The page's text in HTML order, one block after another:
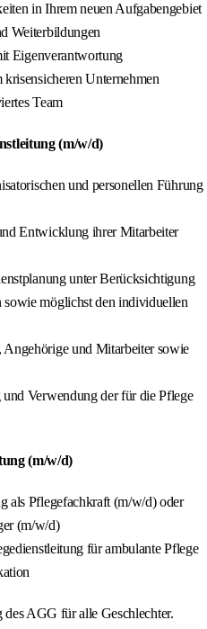
in Ihrem neuen Aufgabengebiet
Weiterbildungen
Eigenverantwortung
Unternehmen
Team
(m/w/d)
und personellen Führung
Entwicklung ihrer Mitarbeiter
unter Berücksichtigung
sowie möglichst den individuellen
und Mitarbeiter sowie
Verwendung der für die Pflege
(m/w/d)
als Pflegefachkraft (m/w/d) oder
(m/w/d)
für ambulante Pflege
AGG für alle Geschlechter.